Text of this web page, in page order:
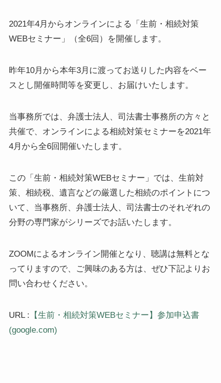
2021年4月からオンラインによる「生前・相続対策
WEBセミナー」（全6回）を開催します。
昨年10月から本年3月に渡ってお送りした内容をベー
スとし開催時間等を変更し、お届けいたします。
当事務所では、弁護士法人、司法書士事務所の方々と
共催で、オンラインによる相続対策セミナーを2021年
4月から全6回開催いたします。
この「生前・相続対策WEBセミナー」では、生前対
策、相続税、遺言などの厳選した相続のポイントにつ
いて、当事務所、弁護士法人、司法書士のそれぞれの
分野の専門家がシリーズでお話いたします。
ZOOMによるオンライン開催となり、聴講は無料とな
ってりますので、ご興味のある方は、ぜひ下記よりお
問い合わせください。
URL : 【生前・相続対策WEBセミナー】参加申込書
(google.com)